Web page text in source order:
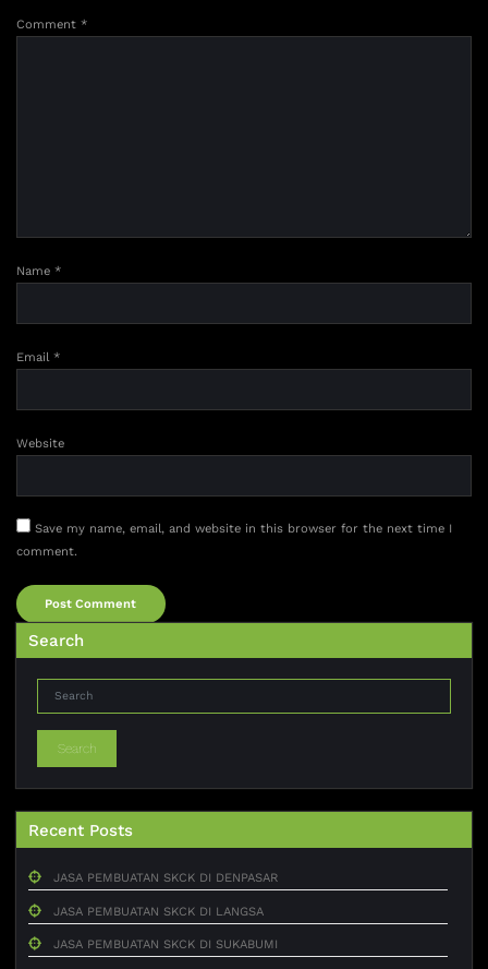
Comment *
Name *
Email *
Website
Save my name, email, and website in this browser for the next time I
comment.
Search
Search
Recent Posts
JASA PEMBUATAN SKCK DI DENPASAR
JASA PEMBUATAN SKCK DI LANGSA
JASA PEMBUATAN SKCK DI SUKABUMI